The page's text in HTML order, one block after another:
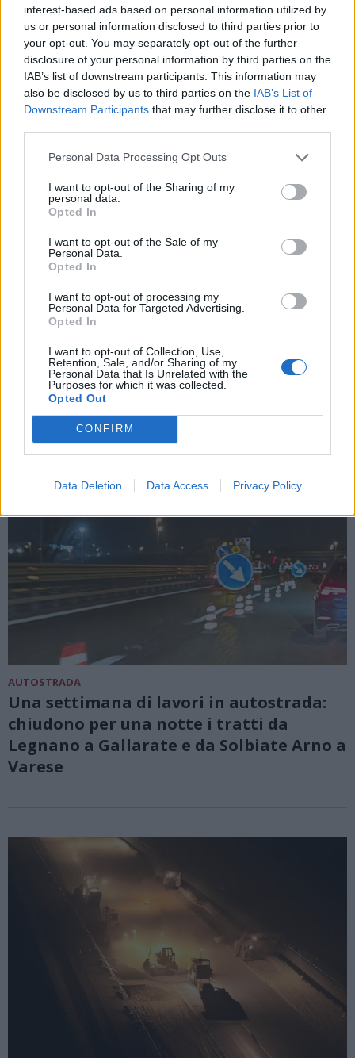
interest-based ads based on personal information utilized by
us or personal information disclosed to third parties prior to
your opt-out. You may separately opt-out of the further
disclosure of your personal information by third parties on the
IAB’s list of downstream participants. This information may
also be disclosed by us to third parties on the IAB’s List of
Downstream Participants that may further disclose it to other
Personal Data Processing Opt Outs
I want to opt-out of the Sharing of my
personal data.
Opted In
I want to opt-out of the Sale of my
Personal Data.
Opted In
I want to opt-out of processing my
Personal Data for Targeted Advertising.
Opted In
I want to opt-out of Collection, Use,
Retention, Sale, and/or Sharing of my
Personal Data that Is Unrelated with the
Purposes for which it was collected.
Opted Out
CONFIRM
Data Deletion Data Access Privacy Policy
AUTOSTRADA
Nuovi lavori in autostrada: previste
chiusure in settimana sulla A8
AUTOSTRADA
Una settimana di lavori in autostrada:
chiudono per una notte i tratti da
Legnano a Gallarate e da Solbiate Arno a
Varese